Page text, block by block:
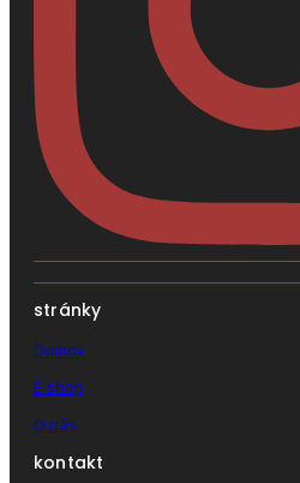
stránky
Domov
E-shop
O nás
kontakt